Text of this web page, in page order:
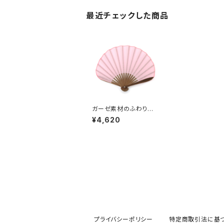
最近チェックした商品
ガーゼ素材のふわり扇
子
¥4,620
プライバシーポリシー 特定商取引法に基